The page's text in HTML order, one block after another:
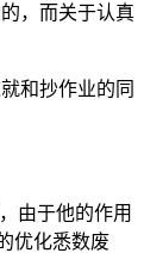
，而关于认真
和抄作业的同
由于他的作用
优化悉数废